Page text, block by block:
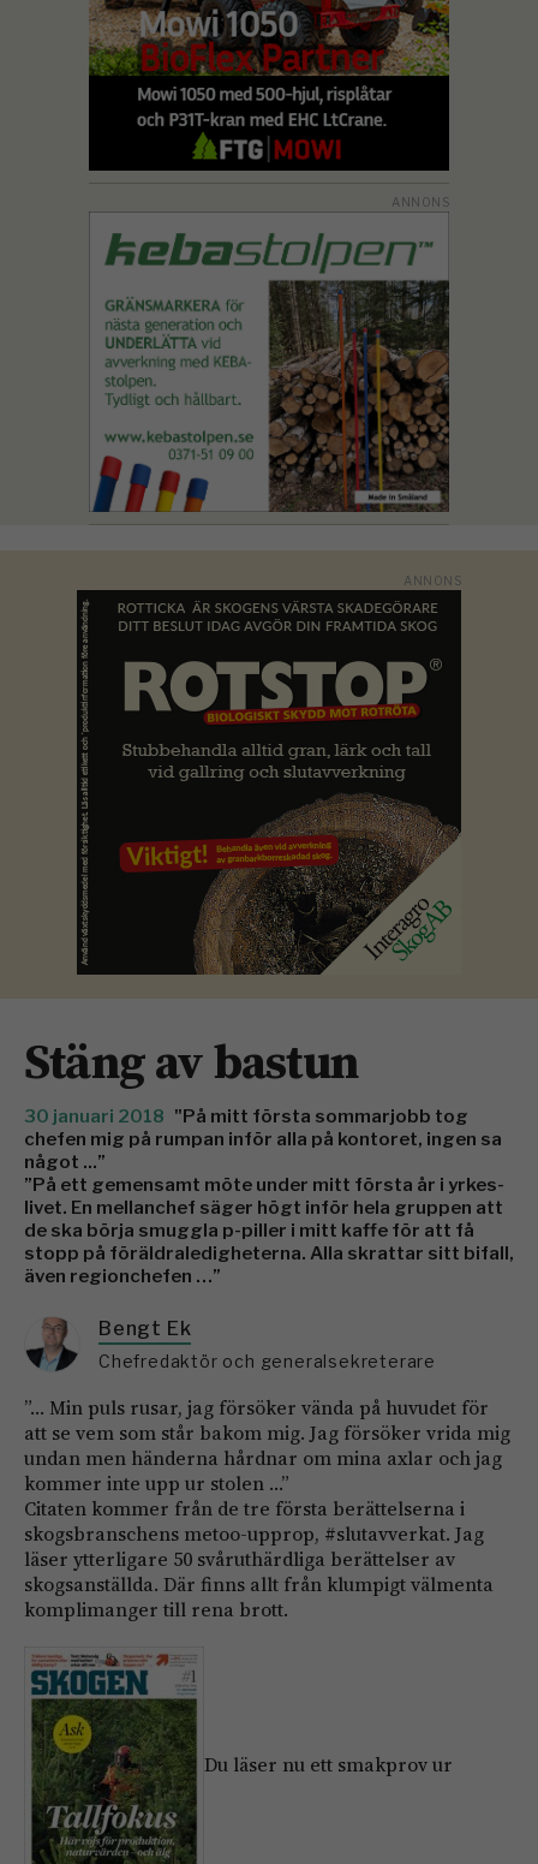
Stäng av bastun
30 januari 2018 "På mitt första sommarjobb tog
chefen mig på rumpan inför alla på kontoret, ingen sa
något ...”
”På ett gemensamt möte under mitt första år i yrkes­
livet. En mellanchef säger högt inför hela gruppen att
de ska börja smuggla p-piller i mitt kaffe för att få
stopp på föräldraledigheterna. Alla skrattar sitt bifall,
även regionchefen …”
Bengt Ek
Chefredaktör och generalsekreterare
”… Min puls rusar, jag försöker vända på huvudet för
att se vem som står bakom mig. Jag försöker vrida mig
undan men händerna hårdnar om mina axlar och jag
kommer inte upp ur stolen …”
Citaten kommer från de tre första berättelserna i
skogsbranschens metoo-upprop, #slutavverkat. Jag
läser ytterligare 50 svåruthärdliga berättelser av
skogsanställda. Där finns allt från klumpigt välmenta
komplimanger till rena brott.
Du läser nu ett smakprov ur